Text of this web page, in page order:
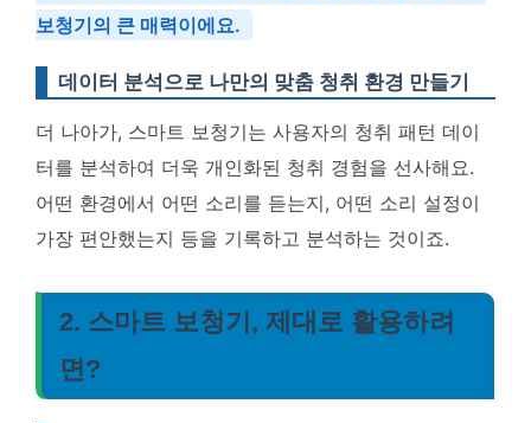
보청기의 큰 매력이에요.
데이터 분석으로 나만의 맞춤 청취 환경 만들기
더 나아가, 스마트 보청기는 사용자의 청취 패턴 데이
터를 분석하여 더욱 개인화된 청취 경험을 선사해요.
어떤 환경에서 어떤 소리를 듣는지, 어떤 소리 설정이
가장 편안했는지 등을 기록하고 분석하는 것이죠.
2. 스마트 보청기, 제대로 활용하려
면?